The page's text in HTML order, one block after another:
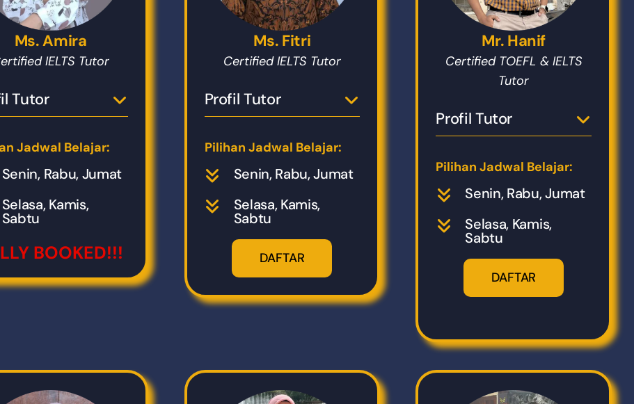
Ms. Amira
IELTS Tutor
Tutor
Jadwal Belajar:
Senin, Rabu, Jumat
Selasa, Kamis,
Sabtu
BOOKED!!!
Ms. Fitri
Certified IELTS Tutor
Profil Tutor
Pilihan Jadwal Belajar:
Senin, Rabu, Jumat
Selasa, Kamis,
Sabtu
DAFTAR
Mr. Hanif
Certified TOEFL & IELTS
Tutor
Profil Tutor
Pilihan Jadwal Belajar:
Senin, Rabu, Jumat
Selasa, Kamis,
Sabtu
DAFTAR